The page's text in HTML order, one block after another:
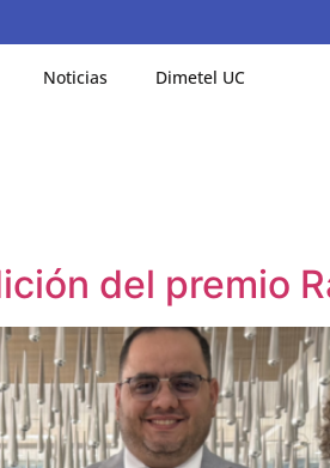
Noticias Dimetel UC
del premio